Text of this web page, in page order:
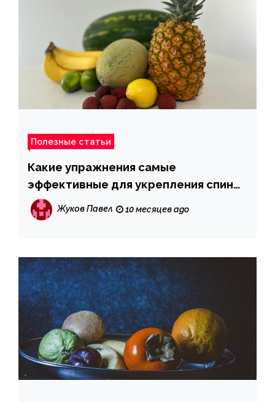
Полезные статьи
Какие упражнения самые
эффективные для укрепления спины:
советы экспертов
Жуков Павел 10 месяцев ago